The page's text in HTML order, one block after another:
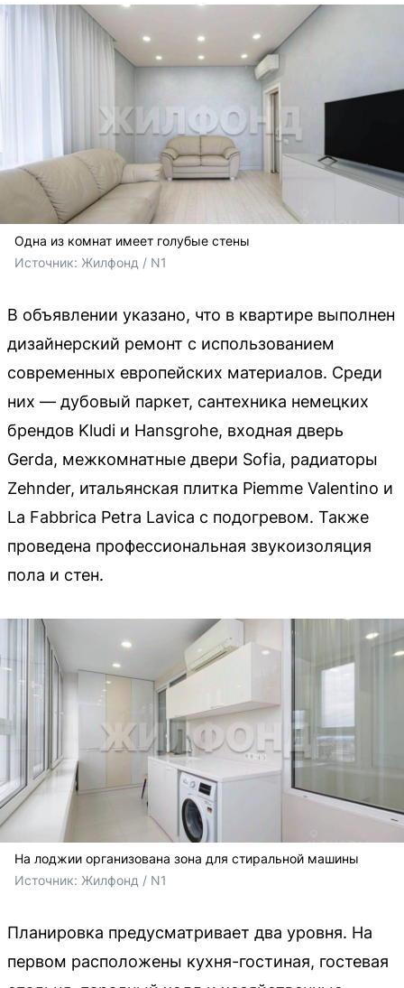
Одна из комнат имеет голубые стены
Источник: Жилфонд / N1
В объявлении указано, что в квартире выполнен
дизайнерский ремонт с использованием
современных европейских материалов. Среди
них — дубовый паркет, сантехника немецких
брендов Kludi и Hansgrohe, входная дверь
Gerdа, межкомнатные двери Sоfiа, радиаторы
Zehnder, итальянская плитка Piemme Valentino и
La Fabbrica Petra Lavica с подогревом. Также
проведена профессиональная звукоизоляция
пола и стен.
На лоджии организована зона для стиральной машины
Источник: Жилфонд / N1
Планировка предусматривает два уровня. На
первом расположены кухня-гостиная, гостевая